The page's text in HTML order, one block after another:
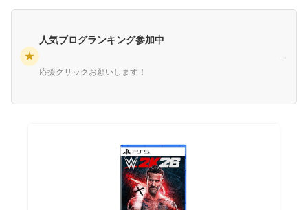
★
人気ブログランキング参加中
応援クリックお願いします！
→